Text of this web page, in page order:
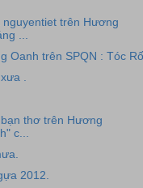
trên Hương
...
Oanh trên SPQN : Tóc
.
thơ trên Hương
c...
2012.